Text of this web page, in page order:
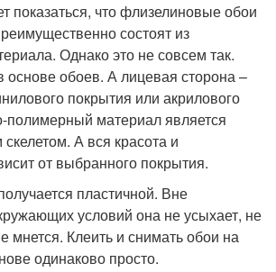
показаться, что флизелиновые обои
состоят из
Однако это не совсем так.
основе обоев. А лицевая сторона –
покрытия или акрилового
полимерный материал является
А вся красота и
от выбранного покрытия.
пластичной. Вне
условий она не усыхает, не
мнется. Клеить и снимать обои на
одинаково просто.